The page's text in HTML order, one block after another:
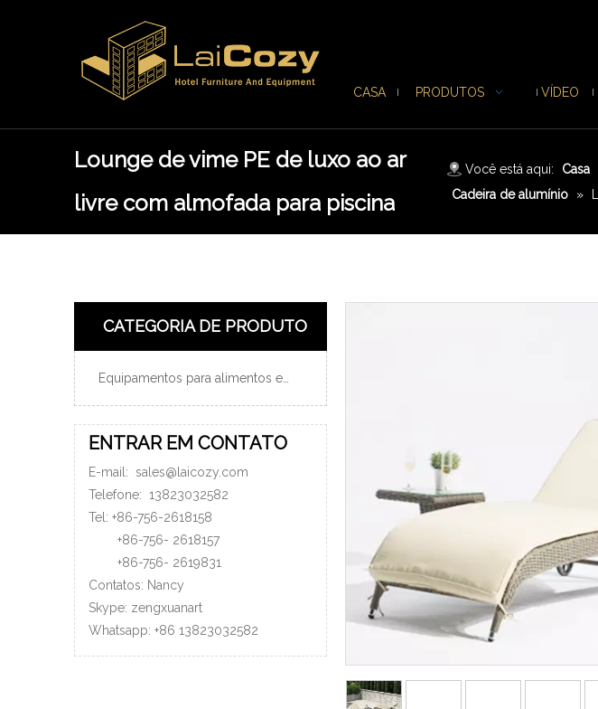
CASA PRODUTOS VÍDEO
Lounge de vime PE de luxo ao ar
livre com almofada para piscina
Você está aqui: Casa
Cadeira de alumínio
»
CATEGORIA DE PRODUTO
ENTRAR EM CONTATO
E-mail: sales@laicozy.com
Telefone: 13823032582
Tel: +86-756-2618158
+86-756- 2618157
+86-756- 2619831
Contatos: Nancy
Skype: zengxuanart
Whatsapp: +86 13823032582